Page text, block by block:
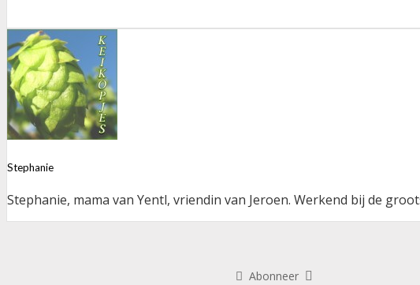
Stephanie
Stephanie, mama van Yentl, vriendin van Jeroen. Werkend bij de
Abonneer